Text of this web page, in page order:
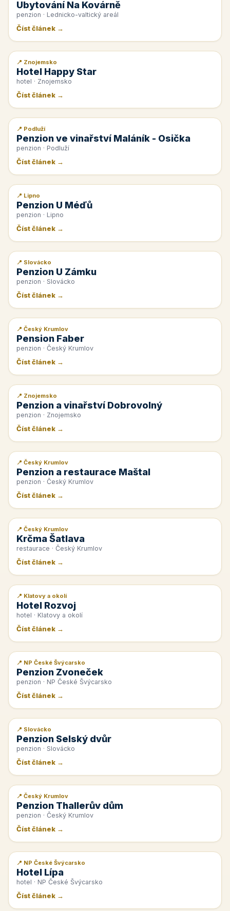
Ubytování Na Kovárně
penzion · Lednicko-valtický areál
Číst článek →
📰 PR článek
📍 Znojemsko
Hotel Happy Star
hotel · Znojemsko
Číst článek →
📰 PR článek
📍 Podluží
Penzion ve vinařství Maláník - Osička
penzion · Podluží
Číst článek →
📰 PR článek
📍 Lipno
Penzion U Méďů
penzion · Lipno
Číst článek →
📰 PR článek
📍 Slovácko
Penzion U Zámku
penzion · Slovácko
Číst článek →
📰 PR článek
📍 Český Krumlov
Pension Faber
penzion · Český Krumlov
Číst článek →
📰 PR článek
📍 Znojemsko
Penzion a vinařství Dobrovolný
penzion · Znojemsko
Číst článek →
📰 PR článek
📍 Český Krumlov
Penzion a restaurace Maštal
penzion · Český Krumlov
Číst článek →
📰 PR článek
📍 Český Krumlov
Krčma Šatlava
restaurace · Český Krumlov
Číst článek →
📰 PR článek
📍 Klatovy a okolí
Hotel Rozvoj
hotel · Klatovy a okolí
Číst článek →
📰 PR článek
📍 NP České Švýcarsko
Penzion Zvoneček
penzion · NP České Švýcarsko
Číst článek →
📰 PR článek
📍 Slovácko
Penzion Selský dvůr
penzion · Slovácko
Číst článek →
📰 PR článek
📍 Český Krumlov
Penzion Thallerův dům
penzion · Český Krumlov
Číst článek →
📰 PR článek
📍 NP České Švýcarsko
Hotel Lípa
hotel · NP České Švýcarsko
Číst článek →